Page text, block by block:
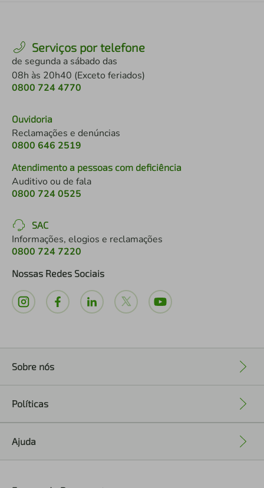
Serviços por telefone
de segunda a sábado das
08h às 20h40 (Exceto feriados)
0800 724 4770
Ouvidoria
Reclamações e denúncias
0800 646 2519
Atendimento a pessoas com deficiência
Auditivo ou de fala
0800 724 0525
SAC
Informações, elogios e reclamações
0800 724 7220
Nossas Redes Sociais
Sobre nós
Políticas
Ajuda